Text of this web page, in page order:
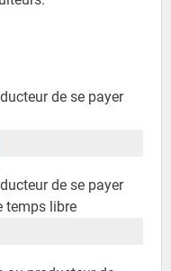
de se payer
de se payer
temps libre